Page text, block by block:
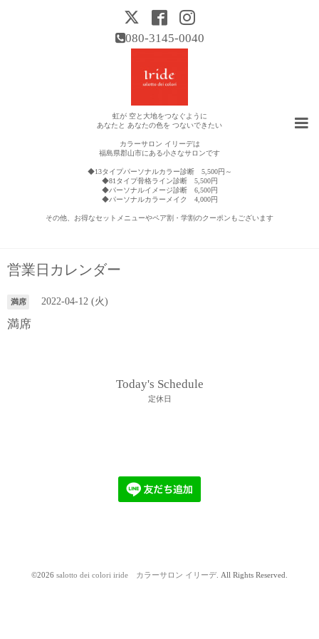
080-3145-0040
虹が 空と大地をつなぐように
あなたと あなたの色を つないできたい
カラーサロン イリーデは
福島県郡山市にある小さなサロンです
◆13タイプパーソナルカラー診断 5,500円～
◆81タイプ骨格ライン診断 5,500円
◆パーソナルイメージ診断 6,500円
◆パーソナルカラーメイク 4,000円
その他、お得なセットメニューやペア割・学割のクーポンもございます
営業日カレンダー
満席 2022-04-12 (火)
満席
Today's Schedule
定休日
©2026 salotto dei colori iride カラーサロン イリーデ. All Rights Reserved.